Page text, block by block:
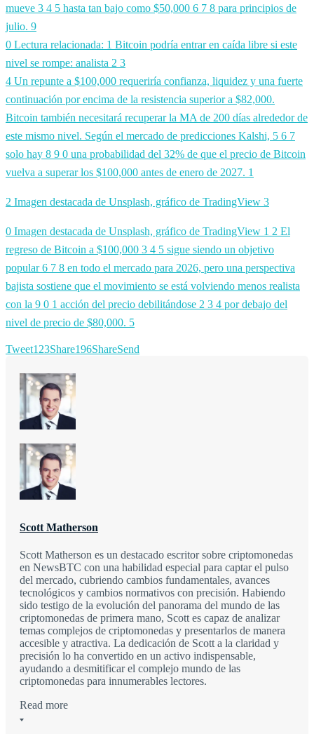
mueve 3 4 5 hasta tan bajo como $50,000 6 7 8 para principios de
julio. 9
0 Lectura relacionada: 1 Bitcoin podría entrar en caída libre si este
nivel se rompe: analista 2 3
4 Un repunte a $100,000 requeriría confianza, liquidez y una fuerte
continuación por encima de la resistencia superior a $82,000.
Bitcoin también necesitará recuperar la MA de 200 días alrededor de
este mismo nivel. Según el mercado de predicciones Kalshi, 5 6 7
solo hay 8 9 0 una probabilidad del 32% de que el precio de Bitcoin
vuelva a superar los $100,000 antes de enero de 2027. 1
2 Imagen destacada de Unsplash, gráfico de TradingView 3
0 Imagen destacada de Unsplash, gráfico de TradingView 1 2 El
regreso de Bitcoin a $100,000 3 4 5 sigue siendo un objetivo
popular 6 7 8 en todo el mercado para 2026, pero una perspectiva
bajista sostiene que el movimiento se está volviendo menos realista
con la 9 0 1 acción del precio debilitándose 2 3 4 por debajo del
nivel de precio de $80,000. 5
Tweet123Share196ShareSend
Scott Matherson
Scott Matherson es un destacado escritor sobre criptomonedas
en NewsBTC con una habilidad especial para captar el pulso
del mercado, cubriendo cambios fundamentales, avances
tecnológicos y cambios normativos con precisión. Habiendo
sido testigo de la evolución del panorama del mundo de las
criptomonedas de primera mano, Scott es capaz de analizar
temas complejos de criptomonedas y presentarlos de manera
accesible y atractiva. La dedicación de Scott a la claridad y
precisión lo ha convertido en un activo indispensable,
ayudando a desmitificar el complejo mundo de las
criptomonedas para innumerables lectores.
Read more